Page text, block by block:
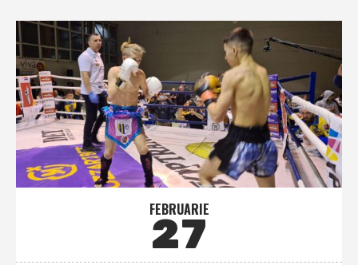
FEBRUARIE
27